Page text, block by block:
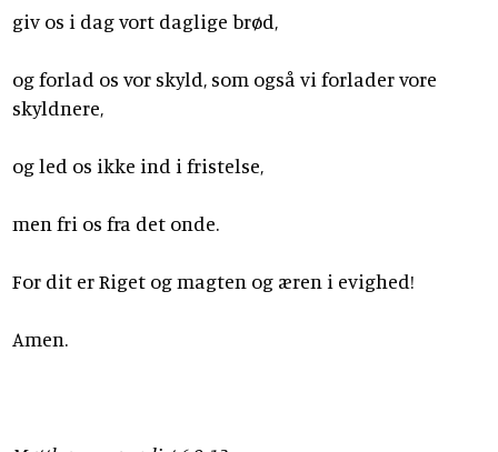
giv os i dag vort daglige brød,
og forlad os vor skyld, som også vi forlader vore
skyldnere,
og led os ikke ind i fristelse,
men fri os fra det onde.
For dit er Riget og magten og æren i evighed!
Amen.